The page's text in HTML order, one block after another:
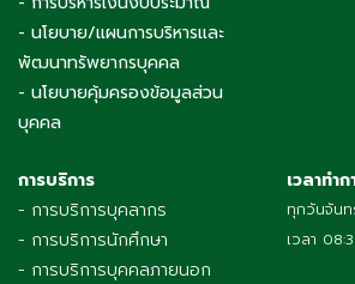
- การบริหารเงินงบประมาณ
- นโยบาย/แผนการบริหารและ
พัฒนาทรัพยากรบุคคล
- นโยบายคุ้มครองข้อมูลส่วน
บุคคล
การบริการ
- การบริการบุคลากร
- การบริการนักศึกษา
เวลาทำก
ทุกวันจัน
เวลา